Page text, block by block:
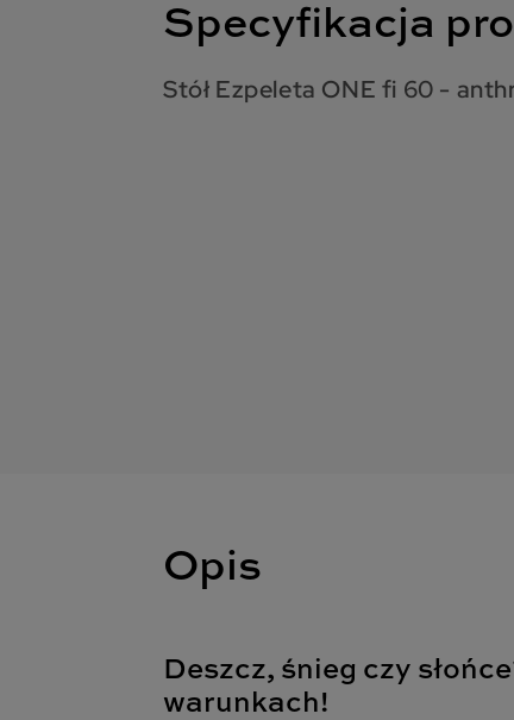
Specyfikacja
Stół Ezpeleta ONE fi 60 -
Opis
Deszcz, śnieg czy
warunkach!